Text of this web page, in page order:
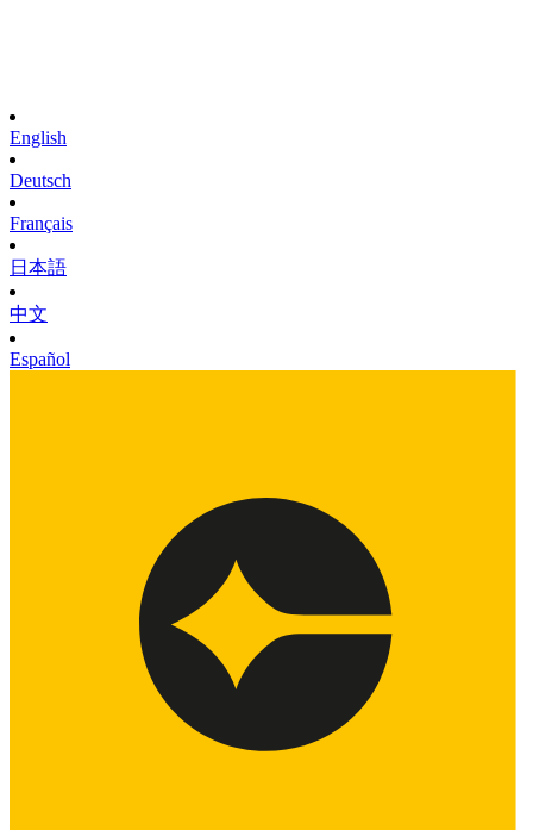
English
Deutsch
Français
日本語
中文
Español